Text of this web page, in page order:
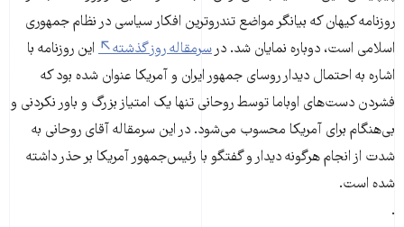
روزنامه کیهان که بیانگر مواضع تندروترین افکار سیاسی در نظام جمهوری
اسلامی است، دوباره نمایان شد. درسرمقاله روز گذشته
این روزنامه با
اشاره به احتمال دیدار روسای جمهور ایران و آمریکا عنوان شده بود که
فشردن دست‌های اوباما توسط روحانی تنها یک امتیاز بزرگ و باور نکردنی و
بی‌هنگام برای آمریکا محسوب می‌شود. در این سرمقاله آقای روحانی به
شدت از انجام هرگونه دیدار و گفتگو با رئیس‌جمهور آمریکا بر حذر داشته
شده است.
.